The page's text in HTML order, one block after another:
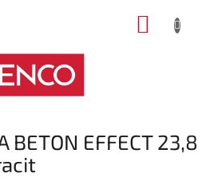
BETON EFFECT 23,8